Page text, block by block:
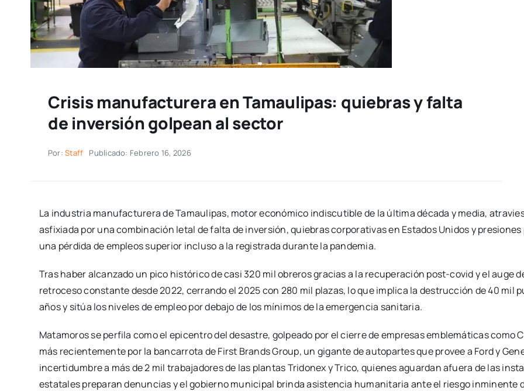
Crisis manufacturera en Tamaulipas: quiebras y falta
de inversión golpean al sector
Por:Staff Publicado: Febrero 16, 2026
La industria manufacturera de Tamaulipas, motor económico indiscutible de la última década y media,
asfixiada por una combinación letal de falta de inversión, quiebras corporativas en Estados Unidos y
una pérdida de empleos superior incluso a la registrada durante la pandemia.
Tras haber alcanzado un pico histórico de casi 320 mil obreros gracias a la recuperación post-covid y el auge
retroceso constante desde 2022, cerrando el 2025 con 280 mil plazas, lo que implica la destrucción de 40 mil
años y sitúa los niveles de empleo por debajo de los mínimos de la emergencia sanitaria.
Matamoros se perfila como el epicentro del desastre, golpeado por el cierre de empresas emblemáticas como
más recientemente por la bancarrota de First Brands Group, un gigante de autopartes que provee a Ford y
incertidumbre a más de 2 mil trabajadores de las plantas Tridonex y Trico, quienes aguardan afuera de las
estatales preparan denuncias y el gobierno municipal brinda asistencia humanitaria ante el riesgo inminente